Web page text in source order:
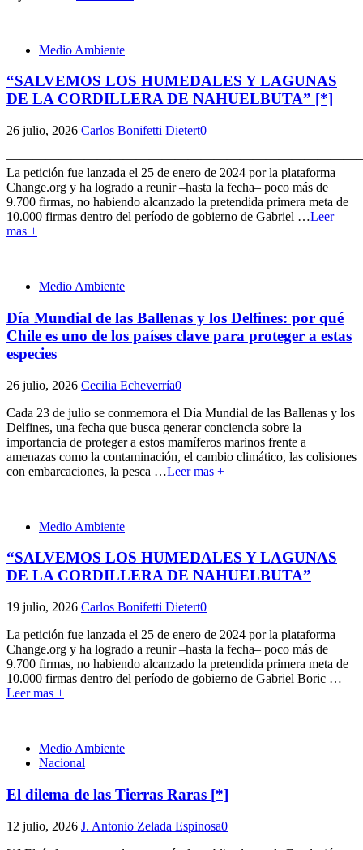
Medio Ambiente
“SALVEMOS LOS HUMEDALES Y LAGUNAS
DE LA CORDILLERA DE NAHUELBUTA” [*]
26 julio, 2026 Carlos Bonifetti Dietert0
La petición fue lanzada el 25 de enero de 2024 por la plataforma
Change.org y ha logrado a reunir –hasta la fecha– poco más de
9.700 firmas, no habiendo alcanzado la pretendida primera meta de
10.000 firmas dentro del período de gobierno de Gabriel …Leer
mas +
Medio Ambiente
Día Mundial de las Ballenas y los Delfines: por qué
Chile es uno de los países clave para proteger a estas
especies
26 julio, 2026 Cecilia Echeverría0
Cada 23 de julio se conmemora el Día Mundial de las Ballenas y los
Delfines, una fecha que busca generar conciencia sobre la
importancia de proteger a estos mamíferos marinos frente a
amenazas como la contaminación, el cambio climático, las colisiones
con embarcaciones, la pesca …Leer mas +
Medio Ambiente
“SALVEMOS LOS HUMEDALES Y LAGUNAS
DE LA CORDILLERA DE NAHUELBUTA”
19 julio, 2026 Carlos Bonifetti Dietert0
La petición fue lanzada el 25 de enero de 2024 por la plataforma
Change.org y ha logrado a reunir –hasta la fecha– poco más de
9.700 firmas, no habiendo alcanzado la pretendida primera meta de
10.000 firmas dentro del período de gobierno de Gabriel Boric …
Leer mas +
Medio Ambiente
Nacional
El dilema de las Tierras Raras [*]
12 julio, 2026 J. Antonio Zelada Espinosa0